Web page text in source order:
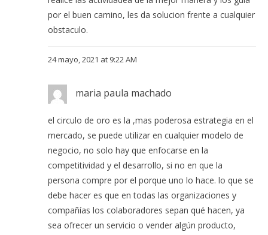
por el buen camino, les da solucion frente a cualquier
obstaculo.
24 mayo, 2021 at 9:22 AM
maria paula machado
el circulo de oro es la ,mas poderosa estrategia en el
mercado, se puede utilizar en cualquier modelo de
negocio, no solo hay que enfocarse en la
competitividad y el desarrollo, si no en que la
persona compre por el porque uno lo hace. lo que se
debe hacer es que en todas las organizaciones y
compañías los colaboradores sepan qué hacen, ya
sea ofrecer un servicio o vender algún producto,